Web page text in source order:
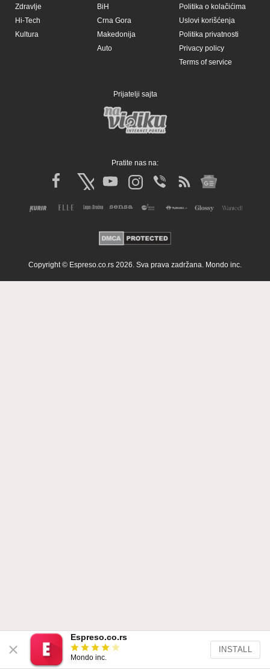
Zdravlje
Hi-Tech
Kultura
BiH
Crna Gora
Makedonija
Auto
Politika o kolačićima
Uslovi korišćenja
Politika privatnosti
Privacy policy
Terms of service
Prijatelji sajta
Pratite nas na:
Copyright © Espreso.co.rs 2026. Sva prava zadržana. Mondo inc.
Espreso.co.rs
Mondo inc.
INSTALL